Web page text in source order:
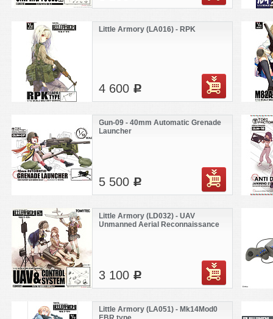
Little Armory (LA016) - RPK
4 600 c
Gun-09 - 40mm Automatic Grenade
Launcher
5 500 c
Little Armory (LD032) - UAV
Unmanned Aerial Reconnaissance
3 100 c
Little Armory (LA051) - Mk14Mod0